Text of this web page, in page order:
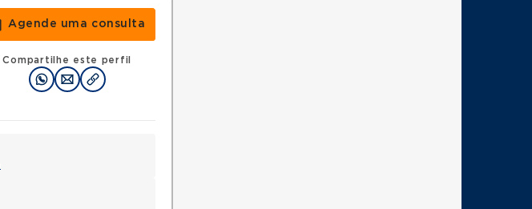
Agende uma consulta
Compartilhe este perfil